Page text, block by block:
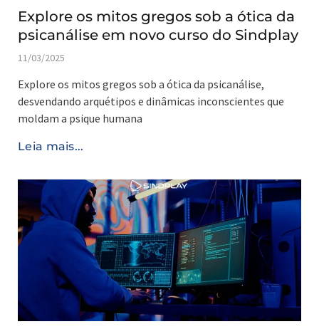
Explore os mitos gregos sob a ótica da
psicanálise em novo curso do Sindplay
11/03/2025
Explore os mitos gregos sob a ótica da psicanálise,
desvendando arquétipos e dinâmicas inconscientes que
moldam a psique humana
Leia mais...